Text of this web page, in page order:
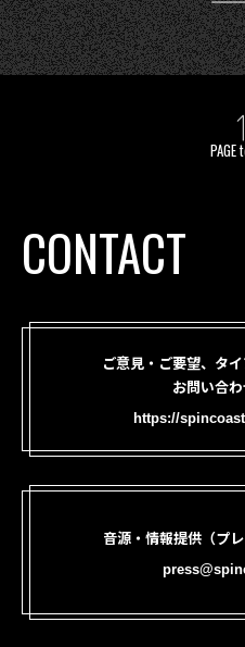
PAGE
CONTACT
ご意見・ご要望、タ
お問い合
https://
音源・情報提供（プ